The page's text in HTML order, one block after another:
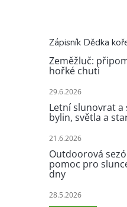
Zápisník Dědka
Zeměžluč:
hořké chuti
29.6.2026
Letní slunovrat a
bylin, světla a
21.6.2026
Outdoorová
pomoc pro
dny
28.5.2026